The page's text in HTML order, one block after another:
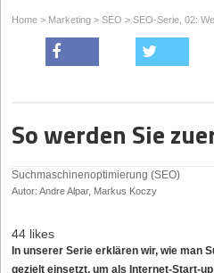
Home > Marketing > SEO > SEO-Serie, 02:
So werden Sie
Suchmaschinenoptimierung (SEO)
Autor: Andre Alpar, Markus Koczy
44 likes
In unserer Serie erklären wir, wie man
gezielt einsetzt, um als Internet-Start-